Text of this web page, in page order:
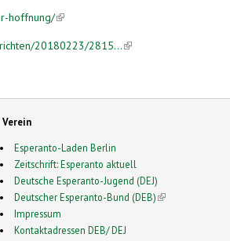
hoffnung/(link is external)
20180223/2815...(link is external)
Verein
Esperanto-Laden Berlin
Zeitschrift: Esperanto aktuell
Deutsche Esperanto-Jugend (DEJ)
Deutscher Esperanto-Bund (DEB)(link is external)
Impressum
Kontaktadressen DEB/ DEJ